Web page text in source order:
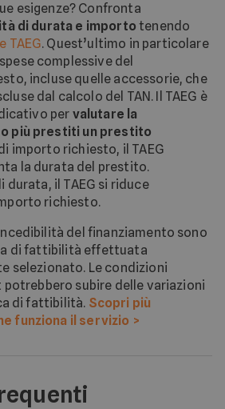
esigenze? Confronta
di durata e importo tenendo
TAEG. Quest’ultimo in particolare
complessive del
incluse quelle accessorie, che
dal calcolo del TAN. Il TAEG è
per valutare la
o più prestiti un prestito
importo richiesto, il TAEG
la durata del prestito.
durata, il TAEG si riduce
richiesto.
del finanziamento sono
di fattibilità effettuata
selezionato. Le condizioni
subire delle variazioni
di fattibilità. Scopri più
funziona il servizio >